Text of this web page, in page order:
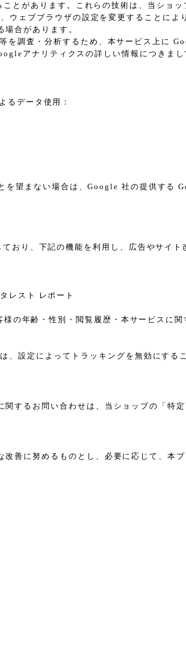
とがあります。これらの技術は、当ショ
ウェブブラウザの設定を変更することに
合があります。
を調査・分析するため、本サービス上に
アナリティクスの詳しい情報につきまし
るデータ使用：
望まない場合は、Google 社の提供する
おり、下記の機能を利用し、広告やサイ
レスト レポート
年齢・性別・閲覧履歴・本サービスに関
、設定によってトラッキングを無効にす
するお問い合わせは、当ショップの「特
善に努めるものとし、必要に応じて、本